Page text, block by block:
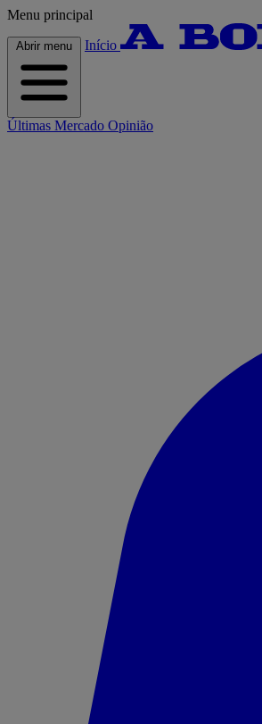
Menu principal
Abrir menu Início
Últimas Mercado Opinião